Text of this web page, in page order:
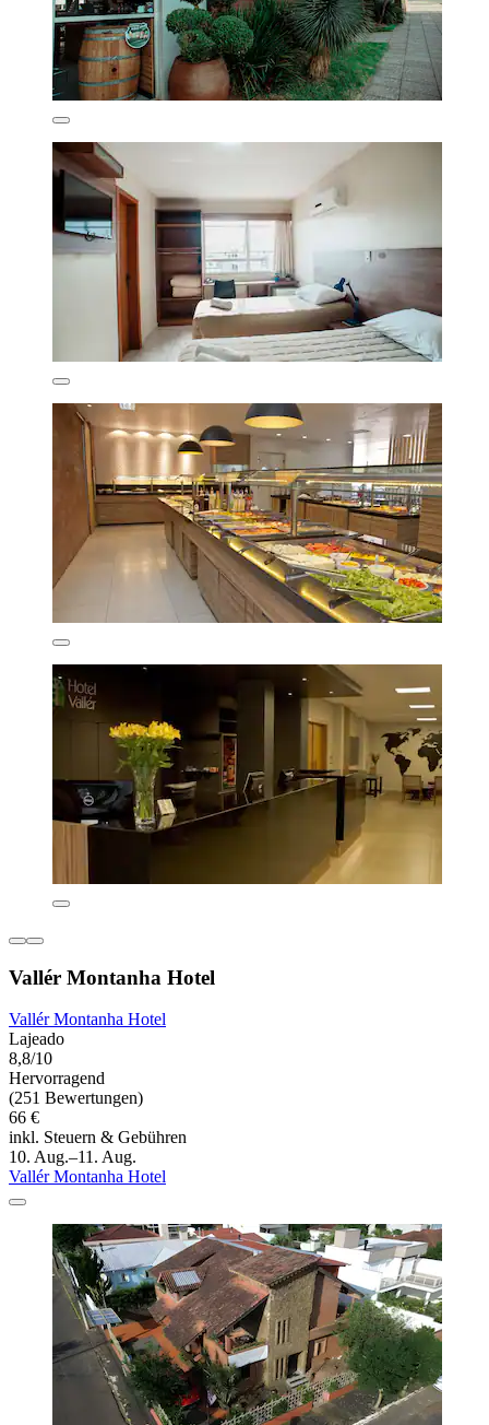
Vallér Montanha Hotel
Vallér Montanha Hotel
Lajeado
8,8/10
Hervorragend
(251 Bewertungen)
66 €
inkl. Steuern & Gebühren
10. Aug.–11. Aug.
Vallér Montanha Hotel